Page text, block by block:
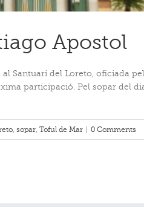
Apostol
Santuari del Loreto, oficiada
participació. Pel sopar del
, sopar, Toful de Mar 0 Comments